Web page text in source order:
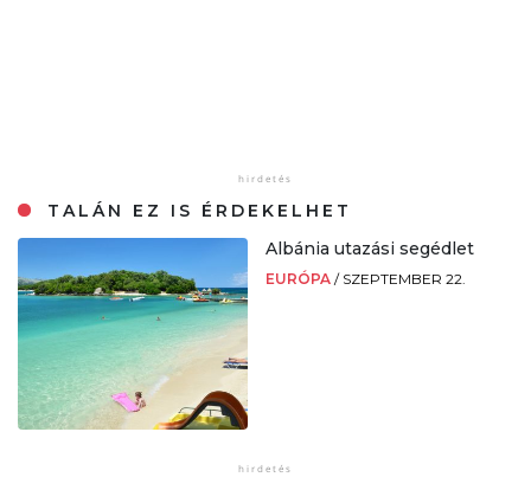
TALÁN EZ IS ÉRDEKELHET
Albánia utazási segédlet
EURÓPA / SZEPTEMBER 22.